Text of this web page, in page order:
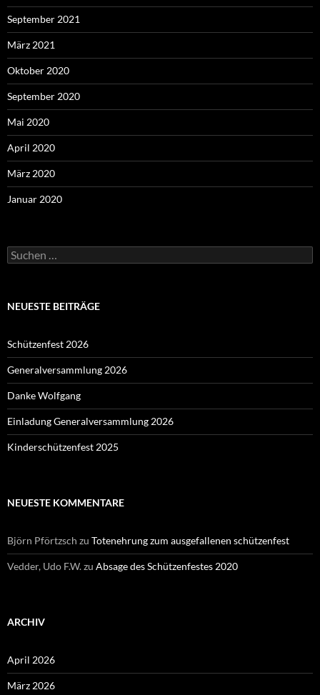
September 2021
März 2021
Oktober 2020
September 2020
Mai 2020
April 2020
März 2020
Januar 2020
Suchen
nach:
NEUESTE BEITRÄGE
Schützenfest 2026
Generalversammlung 2026
Danke Wolfgang
Einladung Generalversammlung 2026
Kinderschützenfest 2025
NEUESTE KOMMENTARE
Björn Pförtzsch zu Totenehrung zum ausgefallenen schützenfest
Vedder, Udo F.W.zu Absage des Schützenfestes 2020
ARCHIV
April 2026
März 2026